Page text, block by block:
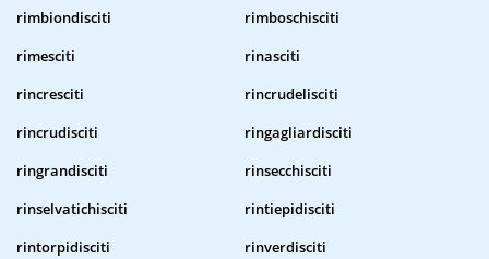
rimbiondisciti
rimboschisciti
rimesciti
rinasciti
rincresciti
rincrudelisciti
rincrudisciti
ringagliardisciti
ringrandisciti
rinsecchisciti
rinselvatichisciti
rintiepidisciti
rintorpidisciti
rinverdisciti